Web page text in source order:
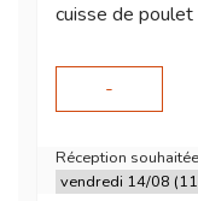
cuisse de poulet
-
Réception